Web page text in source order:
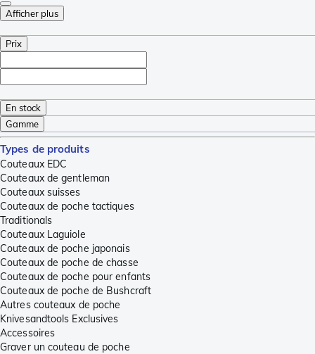
Afficher plus
Prix
En stock
Gamme
Types de produits
Couteaux EDC
Couteaux de gentleman
Couteaux suisses
Couteaux de poche tactiques
Traditionals
Couteaux Laguiole
Couteaux de poche japonais
Couteaux de poche de chasse
Couteaux de poche pour enfants
Couteaux de poche de Bushcraft
Autres couteaux de poche
Knivesandtools Exclusives
Accessoires
Graver un couteau de poche